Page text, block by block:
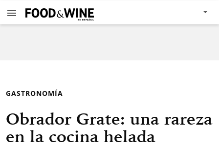
GASTRONOMÍA
Obrador Grate: una rareza
en la cocina helada